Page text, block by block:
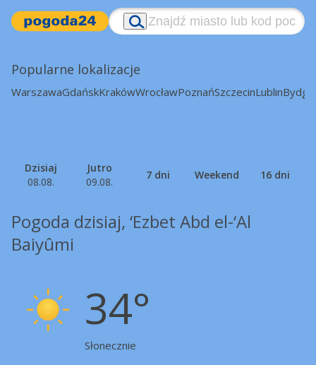
Popularne lokalizacje
WarszawaGdańskKrakówWrocławPoznańSzczecinLublin
Dzisiaj
08.08.
Jutro
09.08.
7 dni Weekend 16 dni
Pogoda dzisiaj, ‘Ezbet Abd el-‘Al
Baiyûmi
34°
Słonecznie